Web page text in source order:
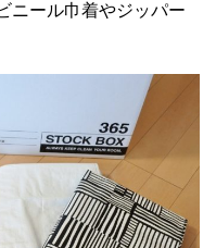
ニール巾着やジッパー